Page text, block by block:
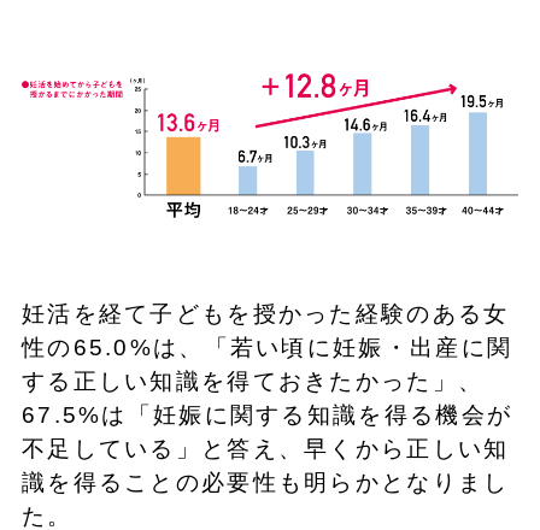
妊活を経て子どもを授かった経験のある女
性の65.0%は、「若い頃に妊娠・出産に関
する正しい知識を得ておきたかった」、
67.5%は「妊娠に関する知識を得る機会が
不足している」と答え、早くから正しい知
識を得ることの必要性も明らかとなりまし
た。